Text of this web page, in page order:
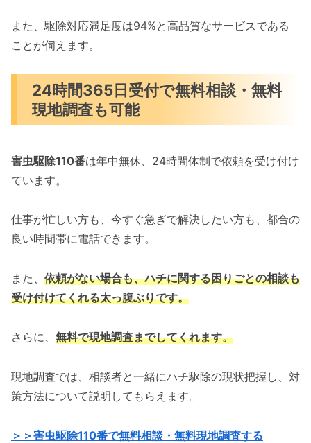
また、駆除対応満足度は94%と高品質なサービスである
ことが伺えます。
24時間365日受付で無料相談・無料
現地調査も可能
害虫駆除110番は年中無休、24時間体制で依頼を受け付け
ています。
仕事が忙しい方も、今すぐ急ぎで解決したい方も、都合の
良い時間帯に電話できます。
また、 依頼がない場合も、ハチに関する困りごとの相談も
受け付けてくれる太っ腹ぶりです。
さらに、 無料で現地調査までしてくれます。
現地調査では、相談者と一緒にハチ駆除の現状把握し、対
策方法について説明してもらえます。
＞＞害虫駆除110番で無料相談・無料現地調査する